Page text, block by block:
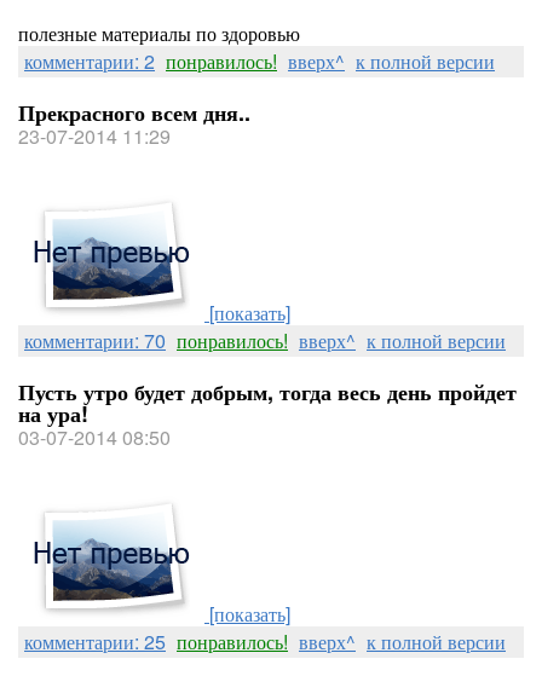
полезные материалы по здоровью
комментарии: 2 понравилось! вверх^ к полной версии
Прекрасного всем дня..
23-07-2014 11:29
[показать]
комментарии: 70 понравилось! вверх^ к полной версии
Пусть утро будет добрым, тогда весь день пройдет
на ура!
03-07-2014 08:50
[показать]
комментарии: 25 понравилось! вверх^ к полной версии